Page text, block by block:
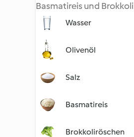
Basmatireis und Brokkoli
Wasser
Olivenöl
Salz
Basmatireis
Brokkoliröschen